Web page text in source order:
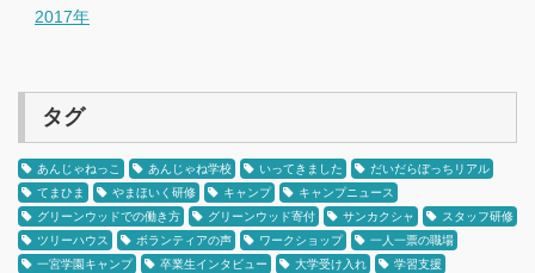
2017年
タグ
あんじゃねっこ あんじゃね学校 いってきました
だいだらぼっちリアル
てまひま
やまほいく研修 キャンプ
キャンプニュース
グリーンウッドでの働き方
グリーンウッド寄付 サンカクシャ
スタッフ研修
ツリーハウス
ボランティアの声 ワークショップ
一人一票の職場
一宮学園キャンプ
卒業生インタビュー 大学受け入れ
学習支援